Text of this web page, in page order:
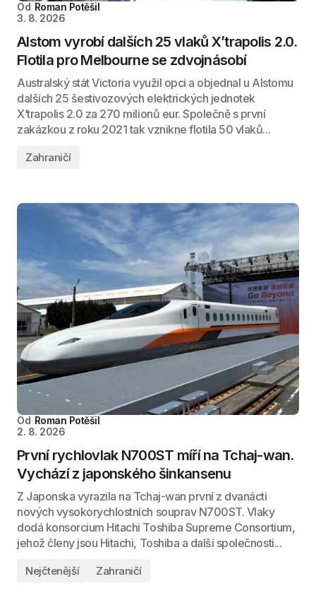
Od Roman Potěšil
3. 8. 2026
Alstom vyrobí dalších 25 vlaků X’trapolis 2.0.
Flotila pro Melbourne se zdvojnásobí
Australský stát Victoria využil opci a objednal u Alstomu
dalších 25 šestivozových elektrických jednotek
X’trapolis 2.0 za 270 milionů eur. Společně s první
zakázkou z roku 2021 tak vznikne flotila 50 vlaků...
Zahraničí
Od Roman Potěšil
2. 8. 2026
První rychlovlak N700ST míří na Tchaj-wan.
Vychází z japonského šinkansenu
Z Japonska vyrazila na Tchaj-wan první z dvanácti
nových vysokorychlostních souprav N700ST. Vlaky
dodá konsorcium Hitachi Toshiba Supreme Consortium,
jehož členy jsou Hitachi, Toshiba a další společnosti...
Nejčtenější Zahraničí